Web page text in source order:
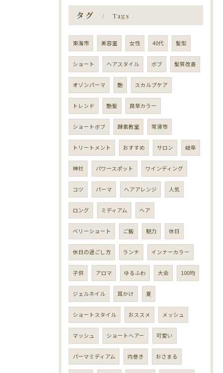
タグ Tags
東海市 美容室 女性 40代 髪型
ショート ヘアスタイル ボブ 髪質改善
オゾンパーマ 艶 スカルプケア
トレンド 艶髪 良草カラー
ショートボブ 酵素教室 常滑市
トリートメント おすすめ サロン 岐阜
神社 パワースポット ワインディング
コツ パーマ ヘアアレンジ 人気
ロング ミディアム ヘア
ベリーショート ご飯 魅力 休日
休日の過ごし方 ランチ インナーカラー
子供 アロマ ゆるふわ 大会 100均
ジェルネイル 耳かけ 夏
ショートスタイル おススメ メッシュ
マッシュ ショートヘアー 可愛い
パーマミディアム 内巻き おさまる